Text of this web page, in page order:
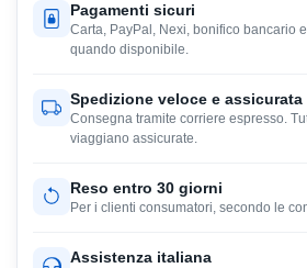
Pagamenti sicuri
Carta, PayPal, Nexi, bonifico bancario
quando disponibile.
Spedizione veloce e assicurata
Consegna tramite corriere espresso.
viaggiano assicurate.
Reso entro 30 giorni
Per i clienti consumatori, secondo le
Assistenza italiana